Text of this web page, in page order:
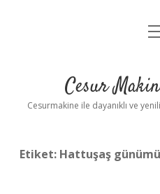
Yasal
Cesur
Cesurmakine ile dayanıklı ve
Etiket: Hattuşaş